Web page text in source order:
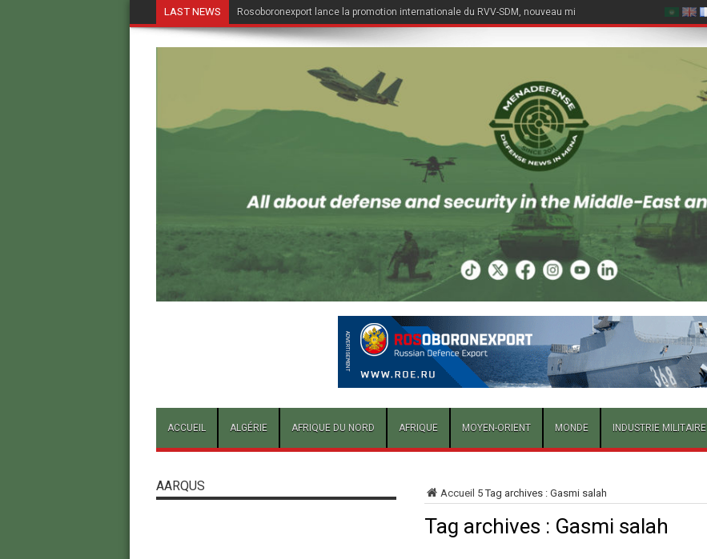
LAST NEWS Rosoboronexport lance la promotion internationale du RVV-SDM, nouveau missile air-air du Su-57E
ACCUEIL ALGÉRIE AFRIQUE DU NORD AFRIQUE MOYEN-ORIENT MONDE INDUSTRIE MILITAIRE
Accueil 5Tag archives : Gasmi salah
Tag archives : Gasmi salah
AARQUS